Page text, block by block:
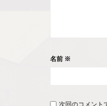
名前 ※
次回のコメント